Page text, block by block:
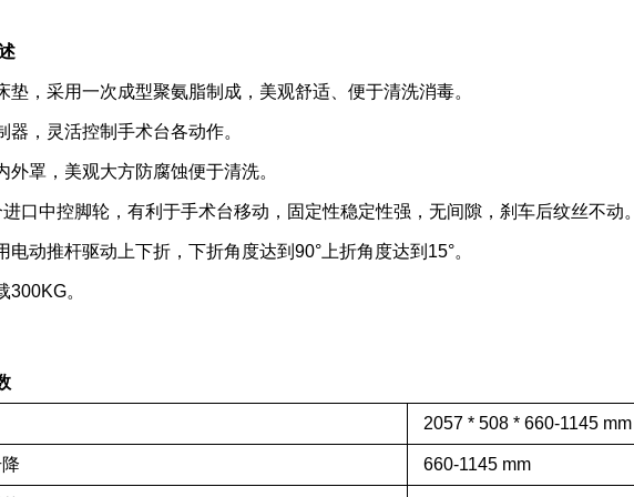
垫，采用一次成型聚氨脂制成，美观舒适、便于清洗消毒。
器，灵活控制手术台各动作。
外罩，美观大方防腐蚀便于清洗。
口中控脚轮，有利于手术台移动，固定性稳定性强，无间隙，刹车后纹丝不动。
电动推杆驱动上下折，下折角度达到90°上折角度达到15°。
300KG。
2057 * 508 * 660-1145 mm
660-1145 mm